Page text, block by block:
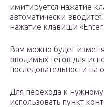
имитируется нажатие
автоматически
нажатие клавиши
Вам можно будет
вводимых тегов для
последовательности на
Для перехода к
использовать пункт